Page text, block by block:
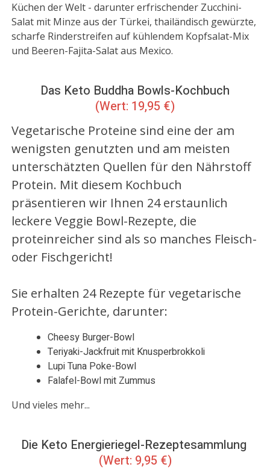
Küchen der Welt - darunter erfrischender Zucchini-
Salat mit Minze aus der Türkei, thailändisch gewürzte,
scharfe Rinderstreifen auf kühlendem Kopfsalat-Mix
und Beeren-Fajita-Salat aus Mexico.
Das Keto Buddha Bowls-Kochbuch
(Wert: 19,95 €)
Vegetarische Proteine sind eine der am
wenigsten genutzten und am meisten
unterschätzten Quellen für den Nährstoff
Protein. Mit diesem Kochbuch
präsentieren wir Ihnen 24 erstaunlich
leckere Veggie Bowl-Rezepte, die
proteinreicher sind als so manches Fleisch-
oder Fischgericht!
Sie erhalten 24 Rezepte für vegetarische
Protein-Gerichte, darunter:
Cheesy Burger-Bowl
Teriyaki-Jackfruit mit Knusperbrokkoli
Lupi Tuna Poke-Bowl
Falafel-Bowl mit Zummus
Und vieles mehr...
Die Keto Energieriegel-Rezeptesammlung
(Wert: 9,95 €)